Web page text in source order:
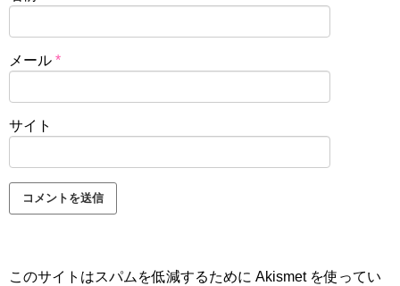
メール *
サイト
このサイトはスパムを低減するために Akismet を使ってい